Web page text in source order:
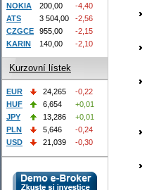
NOKIA
200,00
-4,40
ATS
3 504,00
-2,56
CZGCE
955,00
-2,15
KARIN
140,00 -2,10
Kurzovní lístek
EUR 24,265
-0,22
HUF
6,654
+0,01
JPY
13,286
+0,01
PLN
5,646
-0,24
USD
21,039 -0,30